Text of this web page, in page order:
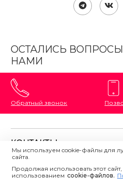
ОСТАЛИСЬ
НАМИ
Обратный звонок
КОНТАКТЫ
8 (800) 333-87-72
Напишите нам
ПОЛЕЗНАЯ
Мы используем cookie-файлы для
сайта.
Продолжая использовать этот
использованием сookie-файлов.